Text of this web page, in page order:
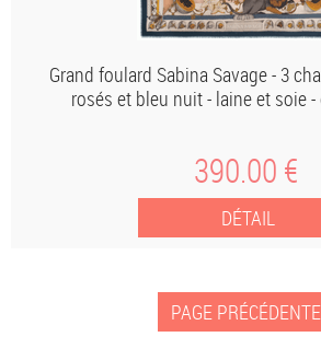
Grand foulard Sabina Savage - 3
rosés et bleu nuit - laine et soie -
390.00 €